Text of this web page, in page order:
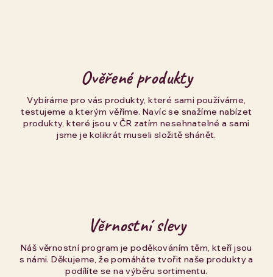
Ověřené produkty
Vybíráme pro vás produkty, které sami používáme,
testujeme a kterým věříme. Navíc se snažíme nabízet
produkty, které jsou v ČR zatím nesehnatelné a sami
jsme je kolikrát museli složitě shánět.
Věrnostní slevy
Náš věrnostní program je poděkováním těm, kteří jsou
s námi. Děkujeme, že pomáháte tvořit naše produkty a
podílíte se na výběru sortimentu.